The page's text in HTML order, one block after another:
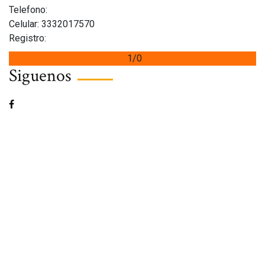
Telefono:
Celular: 3332017570
Registro:
1/0
Siguenos